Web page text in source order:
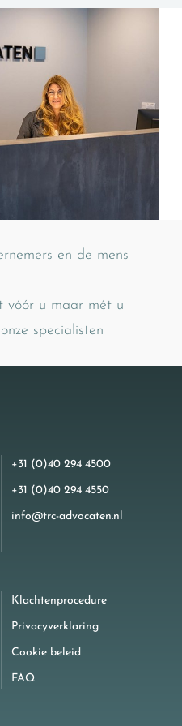
en de mens
vóór u maar mét u
specialisten
+31 (0)40 294 4500
+31 (0)40 294 4550
info@trc-advocaten.nl
Klachtenprocedure
Privacyverklaring
Cookie beleid
FAQ